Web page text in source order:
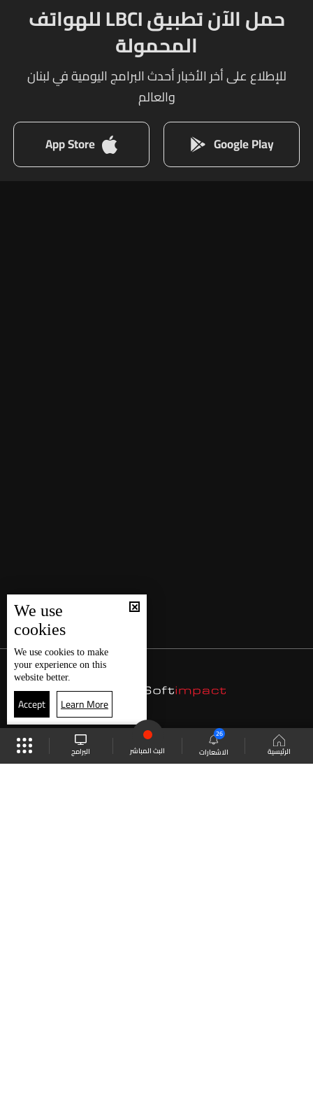
الرئيسية الاشعارات
26
البث المباشر البرامج
حمل الآن تطبيق LBCI للهواتف
المحمولة
للإطلاع على أخر الأخبار أحدث البرامج اليومية في لبنان
والعالم
Google Play
App Store
We use
cookies
We use cookies to make
your experience on this
website better.
Accept Learn More
موقع البرامج الجدول البث المباشر